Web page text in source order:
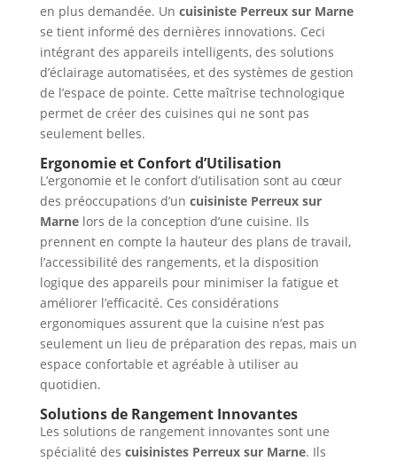
en plus demandée. Un cuisiniste Perreux sur Marne
se tient informé des dernières innovations. Ceci
intégrant des appareils intelligents, des solutions
d’éclairage automatisées, et des systèmes de gestion
de l’espace de pointe. Cette maîtrise technologique
permet de créer des cuisines qui ne sont pas
seulement belles.
Ergonomie et Confort d’Utilisation
L’ergonomie et le confort d’utilisation sont au cœur
des préoccupations d’un cuisiniste Perreux sur
Marnelors de la conception d’une cuisine. Ils
prennent en compte la hauteur des plans de travail,
l’accessibilité des rangements, et la disposition
logique des appareils pour minimiser la fatigue et
améliorer l’efficacité. Ces considérations
ergonomiques assurent que la cuisine n’est pas
seulement un lieu de préparation des repas, mais un
espace confortable et agréable à utiliser au
quotidien.
Solutions de Rangement Innovantes
Les solutions de rangement innovantes sont une
spécialité des cuisinistes Perreux sur Marne. Ils